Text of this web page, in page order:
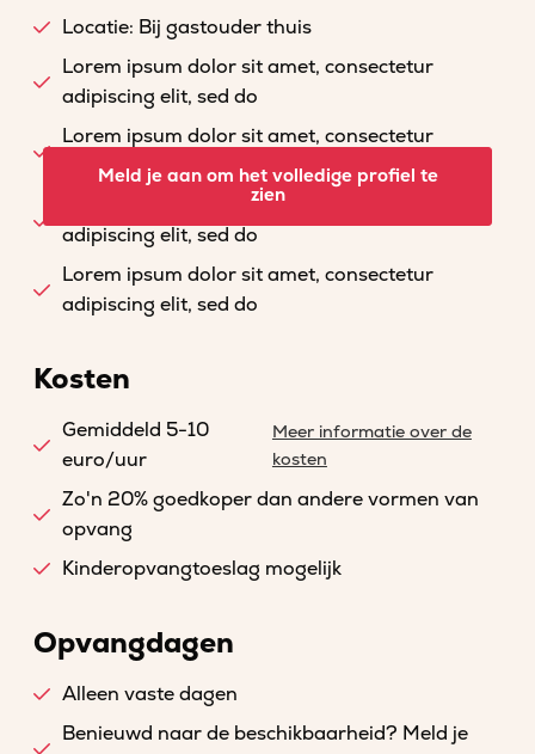
Locatie: Bij gastouder thuis
Lorem ipsum dolor sit amet, consectetur
adipiscing elit, sed do
Lorem ipsum dolor sit amet, consectetur
adipiscing elit, sed do
Lorem ipsum dolor sit amet, consectetur
adipiscing elit, sed do
Lorem ipsum dolor sit amet, consectetur
adipiscing elit, sed do
Meld je aan om het volledige profiel te
zien
Kosten
Gemiddeld 5-10
euro/uur
Meer informatie over de
kosten
Zo'n 20% goedkoper dan andere vormen van
opvang
Kinderopvangtoeslag mogelijk
Opvangdagen
Alleen vaste dagen
Benieuwd naar de beschikbaarheid? Meld je